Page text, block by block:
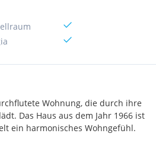
Wohnung, die durch ihre
Das Haus aus dem Jahr 1966 ist
ein harmonisches Wohngefühl.